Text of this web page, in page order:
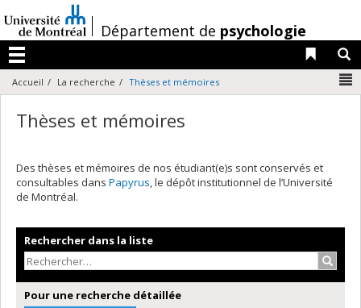
au
contenu
/Département de psychologie
Menu
Liens
Accueil La recherche Thèses et mémoires
Thèses et mémoires
Des thèses et mémoires de nos étudiant(e)s sont conservés et
consultables dans Papyrus, le dépôt institutionnel de l’Université
de Montréal.
Rechercher dans la liste
Pour une recherche détaillée